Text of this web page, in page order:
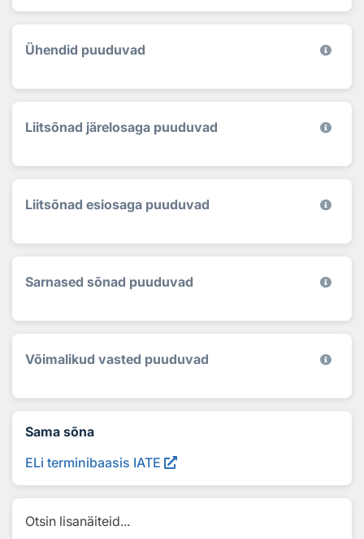
Ühendid puuduvad
Liitsõnad järelosaga puuduvad
Liitsõnad esiosaga puuduvad
Sarnased sõnad puuduvad
Võimalikud vasted puuduvad
Sama sõna
ELi terminibaasis IATE
Otsin lisanäiteid...